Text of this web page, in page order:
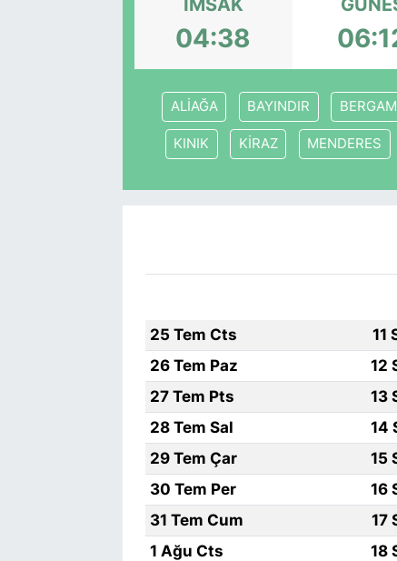
İMSAK
04:38
ALİAĞA BAYINDIR
KINIK KİRAZ MENDERES
25 Tem Cts
11
26 Tem Paz
12
27 Tem Pts
13
28 Tem Sal
14
29 Tem Çar
15
30 Tem Per
16
31 Tem Cum
17
1 Ağu Cts
18